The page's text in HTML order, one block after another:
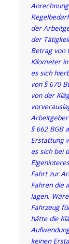
der
der
Betrag von
Kilometer
es sich
von § 670
von der
§ 662 BGB
Erstattung
es sich bei
Fahrt zur
Fahren die
lagen.
Fahrzeug
hätte die
keinen